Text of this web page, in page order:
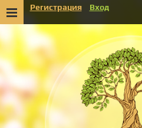
Регистрация Вход